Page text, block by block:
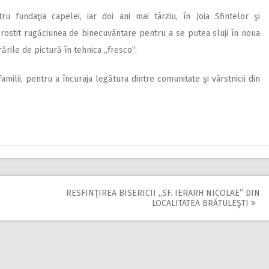
fundaţia capelei, iar doi ani mai târziu, în Joia Sfintelor şi
rugăciunea de binecuvântare pentru a se putea sluji în noua
de pictură în tehnica „fresco”.
pentru a încuraja legătura dintre comunitate şi vârstnicii din
RESFINŢIREA BISERICII ,,SF. IERARH NICOLAE” DIN
LOCALITATEA BRĂTULEŞTI